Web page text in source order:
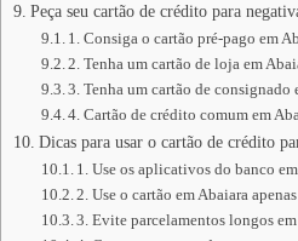
Peça seu cartão de crédito para
1. Consiga o cartão pré-pago em
2. Tenha um cartão de loja em
3. Tenha um cartão de consignado
4. Cartão de crédito comum em
Dicas para usar o cartão de crédito
1. Use os aplicativos do banco
2. Use o cartão em Abaiara
3. Evite parcelamentos longos